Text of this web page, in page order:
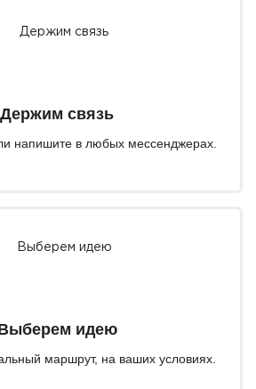
Держим связь
напишите в любых мессенджерах.
идею
маршрут, на ваших условиях.